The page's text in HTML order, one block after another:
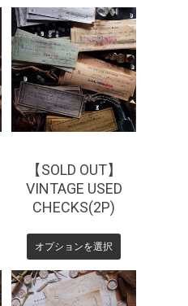
¥330
【SOLD OUT】
VINTAGE USED
CHECKS(2P)
オプションを選択